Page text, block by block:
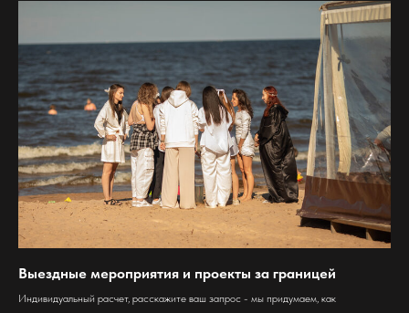
Выездные мероприятия и проекты за границей
Индивидуальный расчет, расскажите ваш запрос - мы придумаем, как